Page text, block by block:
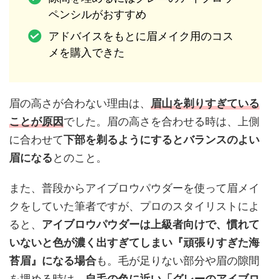
ペンシルがおすすめ
アドバイスをもとに眉メイク用のコス
メを購入できた
眉の高さが合わない理由は、 眉山を剃りすぎている
ことが原因でした。眉の高さを合わせる時は、上側
に合わせて下部を剃るようにするとバランスのよい
眉になるとのこと。
また、普段からアイブロウパウダーを使って眉メイ
クをしていた筆者ですが、プロのスタイリストによ
ると、 アイブロウパウダーは上級者向けで、慣れて
いないと色が濃く出すぎてしまい『頑張りすぎた海
苔眉』になる場合も。毛が足りない部分や眉の隙間